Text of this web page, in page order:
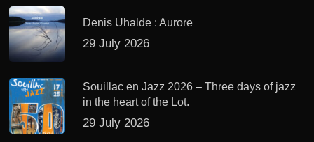
Denis Uhalde : Aurore
29 July 2026
Souillac en Jazz 2026 – Three days of jazz
in the heart of the Lot.
29 July 2026